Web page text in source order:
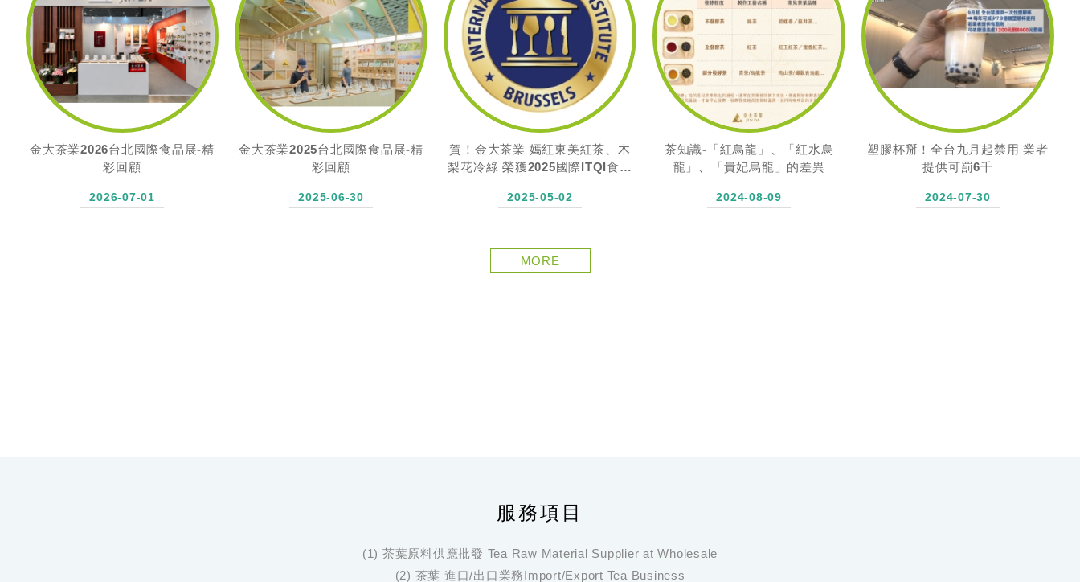
金大茶業2025台北國際食品展-精
彩回顧
2025-06-30
賀！金大茶業 嫣紅東美紅茶、木
梨花冷綠 榮獲2025國際ITQI食品
風味獎認證
2025-05-02
茶知識-「紅烏龍」、「紅水烏
龍」、「貴妃烏龍」的差異
2024-08-09
塑膠杯掰！全台九月起禁用 業者
提供可罰6千
2024-07-30
金大茶業2024台北國際食品展-精
彩回顧
2024-07-01
MORE
服務項目
(1) 茶葉原料供應批發 Tea Raw Material Supplier at Wholesale
(2) 茶葉 進口/出口業務Import/Export Tea Business